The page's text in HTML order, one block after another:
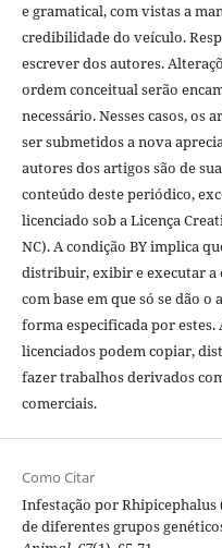
e gramatical, com vistas a
credibilidade do veículo.
escrever dos autores.
ordem conceitual serão
necessário. Nesses casos, os
ser submetidos a nova
autores dos artigos são de
conteúdo deste periódico,
licenciado sob a Licença
NC). A condição BY implica
distribuir, exibir e executar a
com base em que só se dão
forma especificada por estes.
licenciados podem copiar,
fazer trabalhos derivados
comerciais.
Como Citar
Infestação por
de diferentes grupos